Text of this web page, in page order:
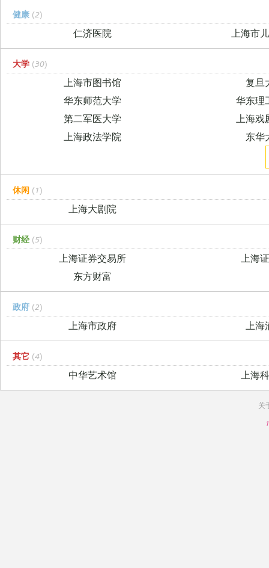
健康 (2)
仁济医院 上海市
大学 (30)
上海市图书馆
复旦
华东师范大学
华东理
第二军医大学
上海戏
上海政法学院
东华
休闲 (1)
上海大剧院
财经 (5)
上海证券交易所
上海
东方财富
政府 (2)
上海市政府 上海
其它 (4)
中华艺术馆 上海
关